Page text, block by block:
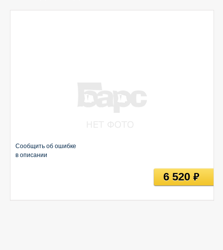
Сообщить об ошибке
в описании
6 520руб